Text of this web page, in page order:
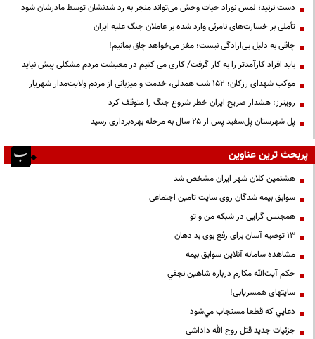
دست نزنید؛ لمس نوزاد حیات وحش می‌تواند منجر به رد شدنشان توسط مادرشان شود
تأملی بر خسارت‌های نامرئی وارد شده بر عاملان جنگ علیه ایران
چاقی به دلیل بی‌ارادگی نیست؛ مغز می‌خواهد چاق بمانیم!
باید افراد کارآمدتر را به کار گرفت/ کاری می کنیم در معیشت مردم مشکلی پیش نیاید
موکب شهدای رزکان؛ ۱۵۲ شب همدلی، خدمت و میزبانی از مردم ولایت‌مدار شهریار
رویترز: هشدار صریح ایران خطر شروع جنگ را متوقف کرد
پل شهرستان پل‌سفید پس از ۲۵ سال به مرحله بهره‌برداری رسید
پربحث ترین عناوین
هشتمین کلان شهر ایران مشخص شد
سوابق بیمه شدگان روی سایت تامین اجتماعی
همجنس گرایی در شبکه من و تو
13 توصیه آسان برای رفع بوی بد دهان
مشاهده سامانه آنلاين سوابق بیمه
حكم آيت‌الله مكارم درباره شاهين نجفي
سایتهای همسریابی!
دعايي كه قطعا مستجاب مي‌شود
جزئیات جدید قتل روح الله داداشی